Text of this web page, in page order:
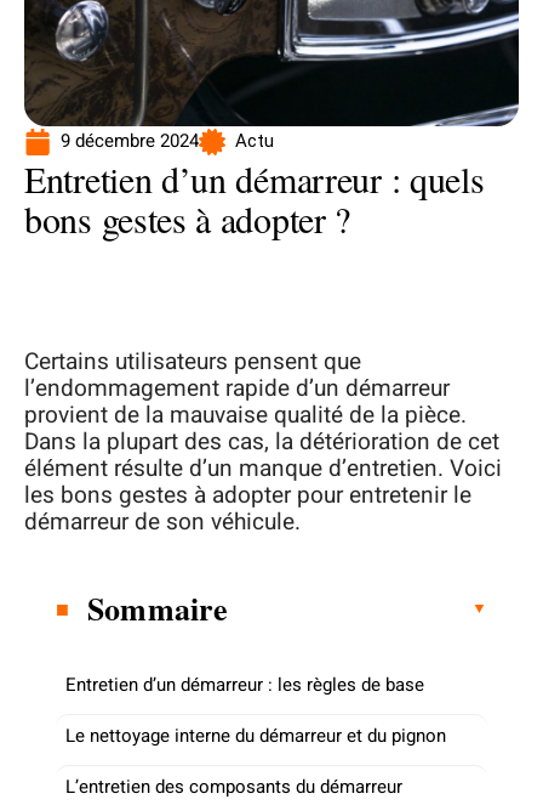
9 décembre 2024 Actu
Entretien d’un démarreur : quels
bons gestes à adopter ?
Certains utilisateurs pensent que
l’endommagement rapide d’un démarreur
provient de la mauvaise qualité de la pièce.
Dans la plupart des cas, la détérioration de cet
élément résulte d’un manque d’entretien. Voici
les bons gestes à adopter pour entretenir le
démarreur de son véhicule.
Sommaire
Entretien d’un démarreur : les règles de base
Le nettoyage interne du démarreur et du pignon
L’entretien des composants du démarreur